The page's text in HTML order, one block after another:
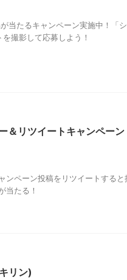
当たるキャンペーン実施中！「シ
撮影して応募しよう！
＆リツイートキャンペーン
ンペーン投稿をリツイートすると
当たる！
リン)